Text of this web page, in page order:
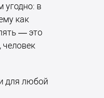
угодно: в
как
— это
для любой